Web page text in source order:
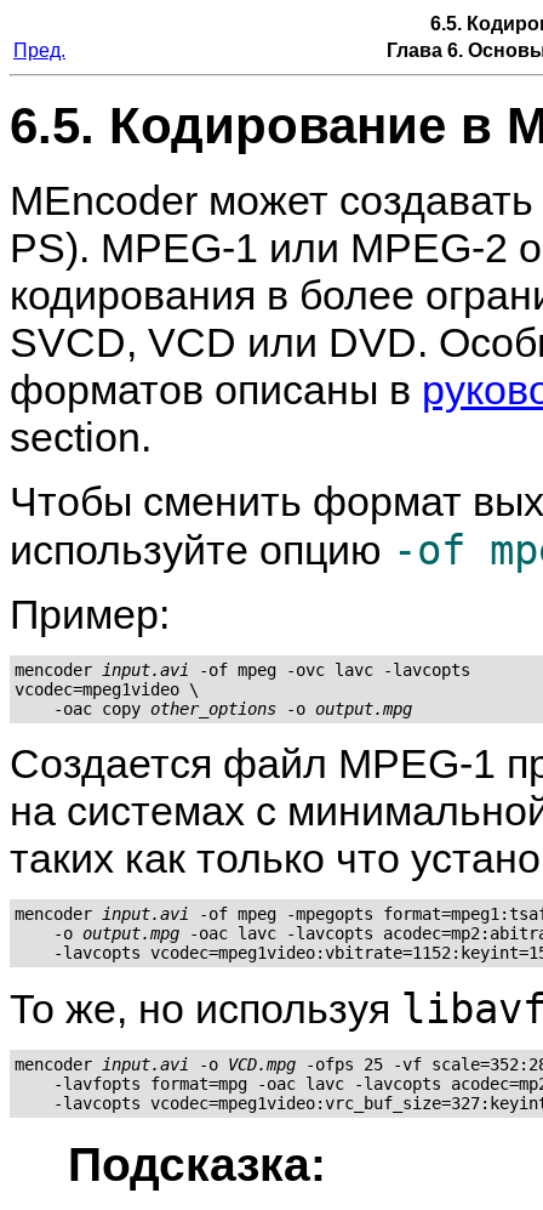
6.5.
Пред.
Глава 6.
6.5. Кодирование в
MEncoder может
PS). MPEG-1 или MPEG-2
кодирования в более
SVCD, VCD или DVD.
форматов описаны в
section.
Чтобы сменить формат
используйте опцию -of
Пример:
mencoder input.avi -of mpeg -ovc lavc -lavcopts
vcodec=mpeg1video \
    -oac copy
other_options -o output.mpg
Создается файл MPEG-1
на системах с
таких как только что
mencoder input.avi -of mpeg -mpegopts
    -o
output.mpg -oac lavc -lavcopts
То же, но используя
mencoder input.avi -o VCD.mpg -ofps 25 -vf
-lavfopts format=mpg -oac lavc -lavcopts
Подсказка: